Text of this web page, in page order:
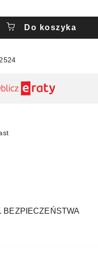
Do koszyka
BEZPIECZEŃSTWA